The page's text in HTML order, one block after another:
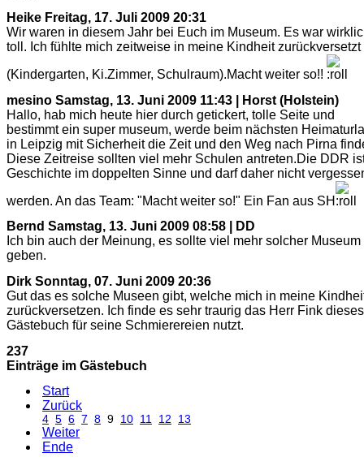
Heike Freitag, 17. Juli 2009 20:31
Wir waren in diesem Jahr bei Euch im Museum. Es war
toll. Ich fühlte mich zeitweise in meine Kindheit zurückversetzt
(Kindergarten, Ki.Zimmer, Schulraum).Macht weiter so!!
mesino Samstag, 13. Juni 2009 11:43 | Horst (Holstein)
Hallo, hab mich heute hier durch getickert, tolle Seite und
bestimmt ein super museum, werde beim nächsten
in Leipzig mit Sicherheit die Zeit und den Weg nach Pirna
Diese Zeitreise sollten viel mehr Schulen antreten.Die DDR
Geschichte im doppelten Sinne und darf daher nicht
werden. An das Team: "Macht weiter so!" Ein Fan aus SH
Bernd Samstag, 13. Juni 2009 08:58 | DD
Ich bin auch der Meinung, es sollte viel mehr solcher Museum
geben.
Dirk Sonntag, 07. Juni 2009 20:36
Gut das es solche Museen gibt, welche mich in meine
zurückversetzen. Ich finde es sehr traurig das Herr Fink dieses
Gästebuch für seine Schmierereien nutzt.
237
Einträge im Gästebuch
Start
Zurück
4 5 6 7 8 9 10 11 12 13
Weiter
Ende